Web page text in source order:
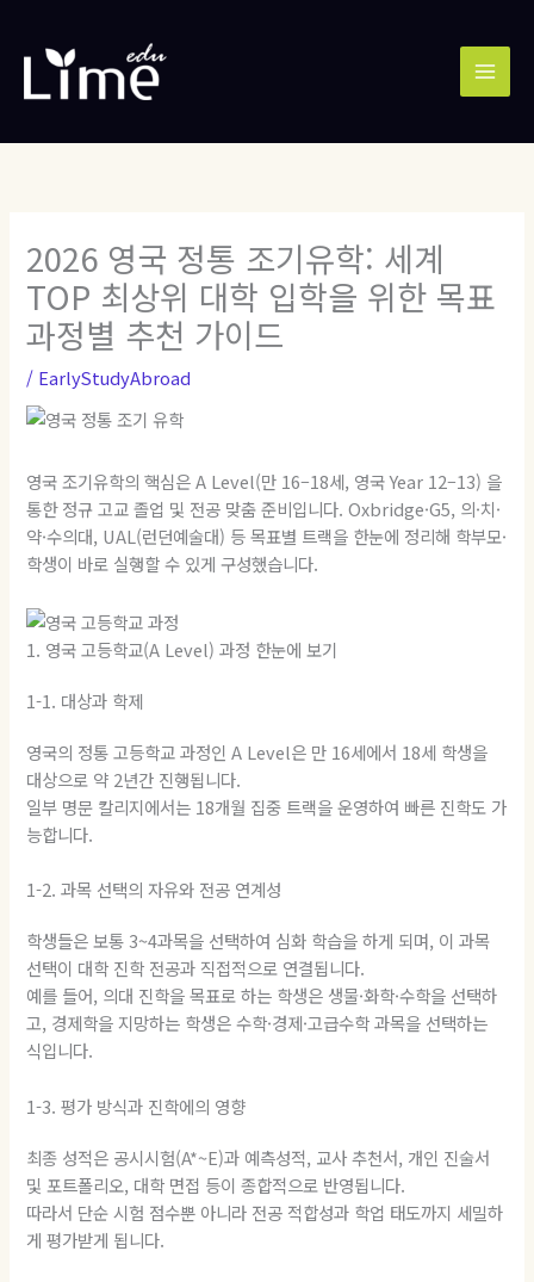
너
2026 영국 정통 조기유학: 세계
TOP 최상위 대학 입학을 위한 목표
과정별 추천 가이드
/ EarlyStudyAbroad
영국 조기유학의 핵심은 A Level(만 16–18세, 영국 Year 12–13) 을
통한 정규 고교 졸업 및 전공 맞춤 준비입니다. Oxbridge·G5, 의·치·
약·수의대, UAL(런던예술대) 등 목표별 트랙을 한눈에 정리해 학부모·
학생이 바로 실행할 수 있게 구성했습니다.
1. 영국 고등학교(A Level) 과정 한눈에 보기
1-1. 대상과 학제
영국의 정통 고등학교 과정인 A Level은 만 16세에서 18세 학생을
대상으로 약 2년간 진행됩니다.
일부 명문 칼리지에서는 18개월 집중 트랙을 운영하여 빠른 진학도 가
능합니다.
1-2. 과목 선택의 자유와 전공 연계성
학생들은 보통 3~4과목을 선택하여 심화 학습을 하게 되며, 이 과목
선택이 대학 진학 전공과 직접적으로 연결됩니다.
예를 들어, 의대 진학을 목표로 하는 학생은 생물·화학·수학을 선택하
고, 경제학을 지망하는 학생은 수학·경제·고급수학 과목을 선택하는
식입니다.
1-3. 평가 방식과 진학에의 영향
최종 성적은 공시시험(A*~E)과 예측성적, 교사 추천서, 개인 진술서
및 포트폴리오, 대학 면접 등이 종합적으로 반영됩니다.
따라서 단순 시험 점수뿐 아니라 전공 적합성과 학업 태도까지 세밀하
게 평가받게 됩니다.